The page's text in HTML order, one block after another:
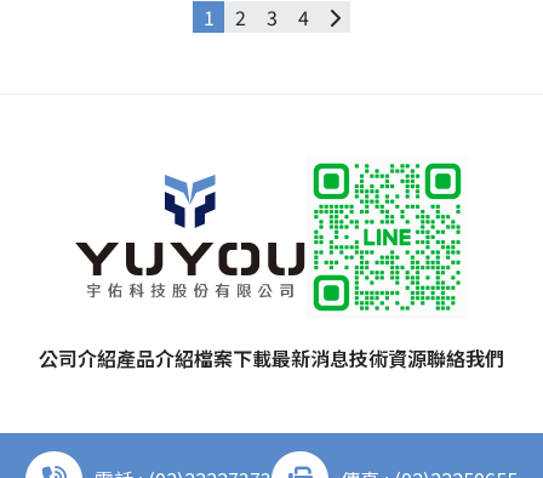
1 2 3 4
公司介紹產品介紹檔案下載最新消息技術資源聯絡我們